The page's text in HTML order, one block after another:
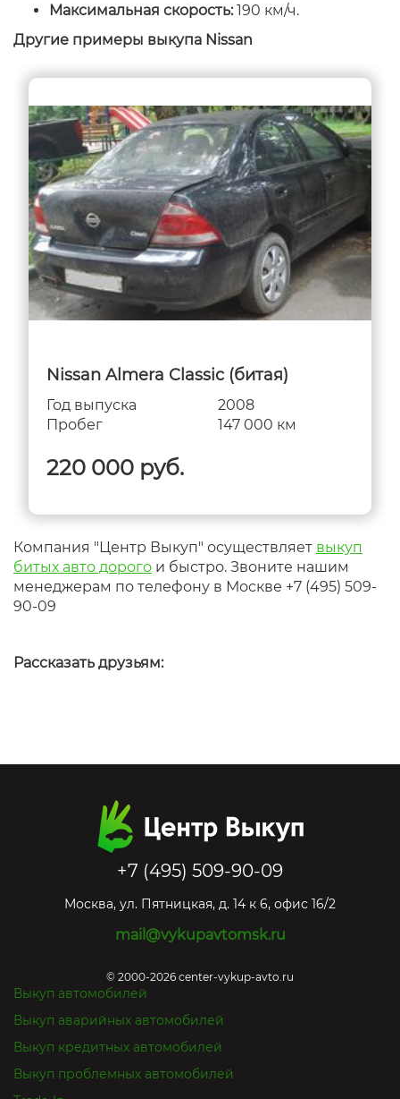
Максимальная скорость:190 км/ч.
Другие примеры выкупа Nissan
Nissan Almera Classic (битая)
Год выпуска
2008
Пробег
147 000 км
220 000 руб.
Компания "Центр Выкуп" осуществляет выкуп
битых авто дорого и быстро. Звоните нашим
менеджерам по телефону в Москве +7 (495) 509-
90-09
Рассказать друзьям:
+7 (495) 509-90-09
Москва, ул. Пятницкая, д. 14 к 6, офис 16/2
mail@vykupavtomsk.ru
© 2000-2026 center-vykup-avto.ru
Выкуп автомобилей
Выкуп аварийных автомобилей
Выкуп кредитных автомобилей
Выкуп проблемных автомобилей